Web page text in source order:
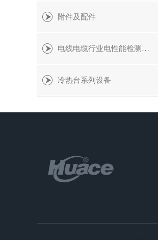
附件及配件
电线电缆行业电性能检测设备
冷热台系列设备